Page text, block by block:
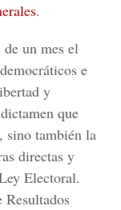
.
un mes el
e
y
que
, sino también la
directas y
Electoral.
Resultados